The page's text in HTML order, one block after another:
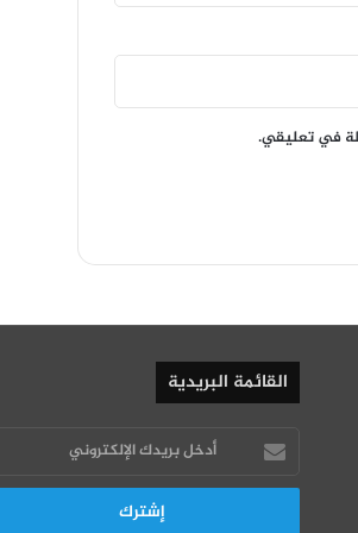
في تعليقي.
القائمة البريدية
أدخل
بريدك
الإلكتروني